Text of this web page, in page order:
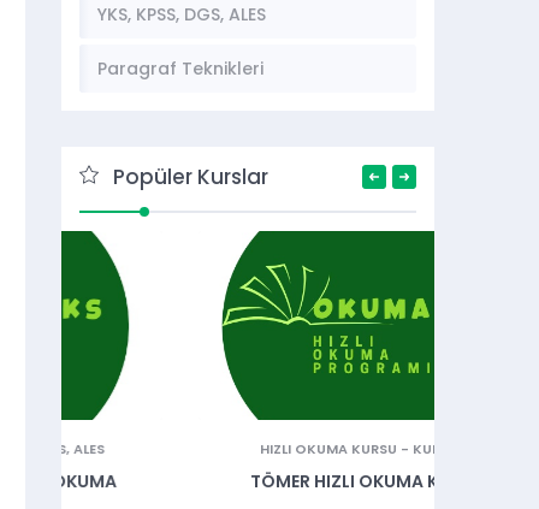
YKS, KPSS, DGS, ALES
Paragraf Teknikleri
Popüler Kurslar
HIZLI OKUMA KURSU- KURSLAR
TÖMER HIZLI OKUMA KURSU